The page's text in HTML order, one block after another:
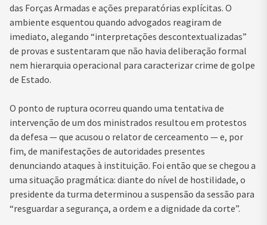
das Forças Armadas e ações preparatórias explícitas. O
ambiente esquentou quando advogados reagiram de
imediato, alegando “interpretações descontextualizadas”
de provas e sustentaram que não havia deliberação formal
nem hierarquia operacional para caracterizar crime de golpe
de Estado.
O ponto de ruptura ocorreu quando uma tentativa de
intervenção de um dos ministrados resultou em protestos
da defesa — que acusou o relator de cerceamento — e, por
fim, de manifestações de autoridades presentes
denunciando ataques à instituição. Foi então que se chegou a
uma situação pragmática: diante do nível de hostilidade, o
presidente da turma determinou a suspensão da sessão para
“resguardar a segurança, a ordem e a dignidade da corte”.